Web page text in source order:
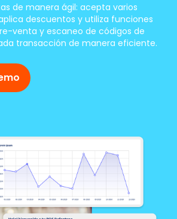
de manera ágil: acepta varios
descuentos y utiliza funciones
venta y escaneo de códigos de
transacción de manera eficiente.